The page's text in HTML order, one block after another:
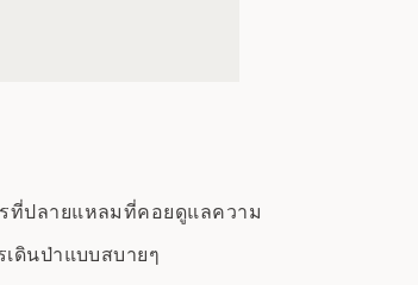
ที่ปลายแหลมที่คอยดูแลความ
ดินป่าแบบสบายๆ